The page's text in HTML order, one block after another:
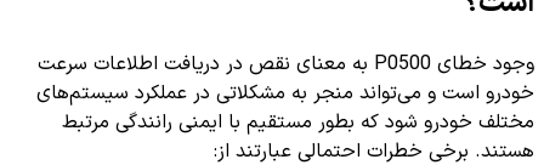
وجود خطای P0500 به معنای نقص در دریافت اطلاعات سرعت
خودرو است و می‌تواند منجر به مشکلاتی در عملکرد سیستم‌های
مختلف خودرو شود که بطور مستقیم با ایمنی رانندگی مرتبط
هستند. برخی خطرات احتمالی عبارتند از: